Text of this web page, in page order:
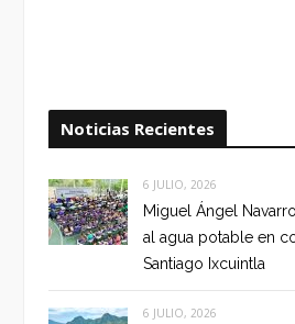
Noticias Recientes
6 JULIO, 2026
Miguel Ángel
al agua potable en
Santiago Ixcuintla
6 JULIO, 2026